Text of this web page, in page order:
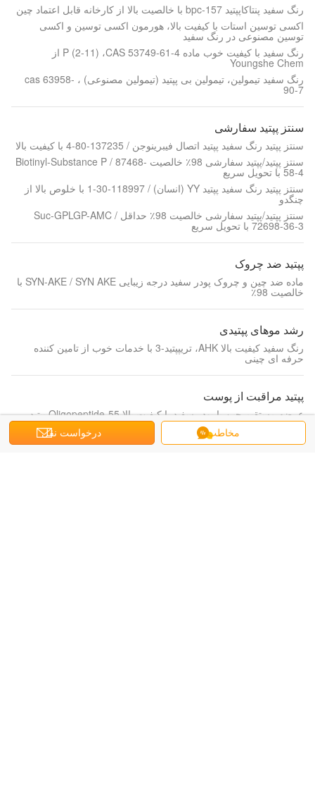
رنگ سفيد پنتاکاپپتيد bpc-157 با خالصيت بالا از کارخانه قابل اعتماد چين
اکسی توسین استات با کیفیت بالا، هورمون اکسی توسین و اکسی
توسین مصنوعی در رنگ سفید
رنگ سفید با کیفیت خوب ماده P (2-11) ،CAS 53749-61-4 از
Youngshe Chem
رنگ سفید تیمولین، تیمولین بی پپتید (تیمولین مصنوعی) ، cas 63958-
90-7
سنتز پپتید سفارشی
سنتز پپتید رنگ سفید پپتید اتصال فیبرینوجن / 137235-80-4 با کیفیت بالا
سنتز پپتید/پپتید سفارشی 98٪ خالصیت Biotinyl-Substance P / 87468-
58-4 با تحویل سریع
سنتز پپتید رنگ سفید پپتید YY (انسان) / 118997-30-1 با خلوص بالا از
چنگدو
سنتز پپتید/پپتید سفارشی خالصیت 98٪ حداقل Suc-GPLGP-AMC /
72698-36-3 با تحویل سریع
پپتید ضد چروک
ماده ضد چین و چروک پودر سفید درجه زیبایی SYN-AKE / SYN AKE با
خالصیت 98٪
رشد موهای پپتیدی
رنگ سفید کیفیت بالا AHK، تریپپتید-3 با خدمات خوب از تامین کننده
حرفه ای چینی
پپتید مراقبت از پوست
عرضه مستقیم چین با پودر سفید با کیفیت بالا Oligopeptide-55 پپتید
زیبایی
مخاطب درخواست نقل